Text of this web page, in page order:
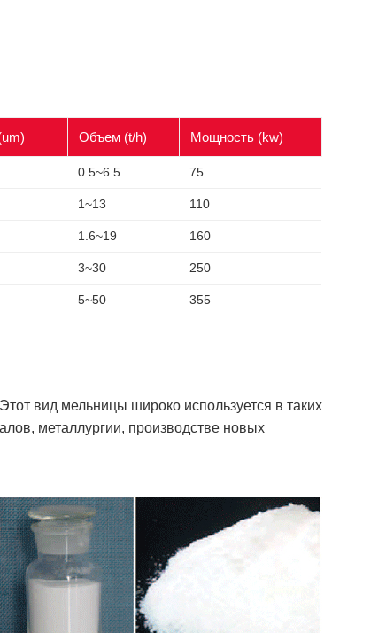
Объем (t/h) Мощность (kw)
0.5~6.5 75
1~13 110
1.6~19 160
3~30 250
5~50 355
вид мельницы широко используется в таких
металлургии, производстве новых